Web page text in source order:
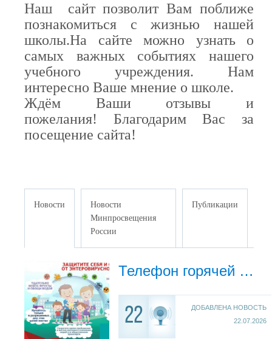
Наш сайт позволит Вам поближе
познакомиться с жизнью нашей
школы.На сайте можно узнать о
самых важных событиях нашего
учебного учреждения. Нам
интересно Ваше мнение о школе.
Ждём Ваши отзывы и
пожелания! Благодарим Вас за
посещение сайта!
Новости
Новости
Минпросвещения
России
Публикации
Телефон горячей линии по профилактике энтеровируса
22
ДОБАВЛЕНА НОВОСТЬ
22.07.2026